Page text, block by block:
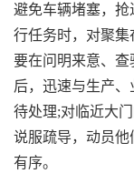
避免车辆堵塞，
行任务时，对聚集
要在问明来意、查
后，迅速与生产
待处理;对临近大
说服疏导，动员
有序。